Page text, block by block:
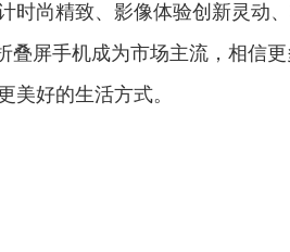
时尚精致、影像体验创新灵动
屏手机成为市场主流，相信
美好的生活方式。